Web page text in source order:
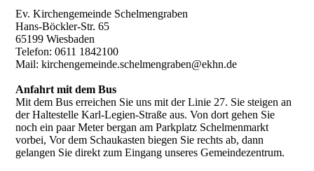
Ev. Kirchengemeinde Schelmengraben
Hans-Böckler-Str. 65
65199 Wiesbaden
Telefon: 0611 1842100
Mail: kirchengemeinde.schelmengraben@ekhn.de
Anfahrt mit dem Bus
Mit dem Bus erreichen Sie uns mit der Linie 27. Sie steigen an
der Haltestelle Karl-Legien-Straße aus. Von dort gehen Sie
noch ein paar Meter bergan am Parkplatz Schelmenmarkt
vorbei, Vor dem Schaukasten biegen Sie rechts ab, dann
gelangen Sie direkt zum Eingang unseres Gemeindezentrum.